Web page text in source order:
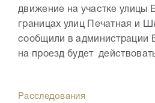
движение на участке улицы
границах улиц Печатная и
сообщили в администрации
на проезд будет
Расследования